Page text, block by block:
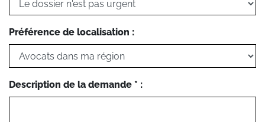
Préférence de localisation :
Description de la demande * :